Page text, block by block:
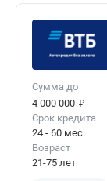
Сумма до
4 000 000 ₽
Срок кредита
24 - 60 мес.
Возраст
21-75 лет